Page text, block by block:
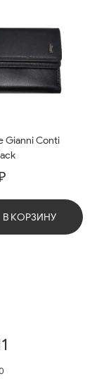
Gianni Conti
В КОРЗИНУ